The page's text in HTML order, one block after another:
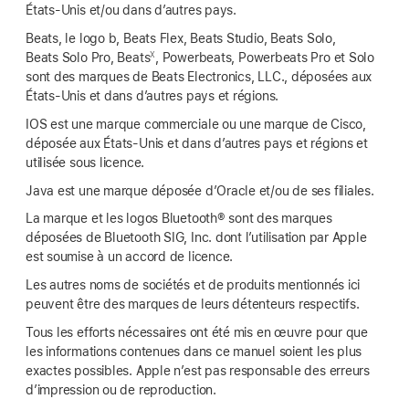
États-Unis et/ou dans d’autres pays.
Beats, le logo b, Beats Flex, Beats Studio, Beats Solo,
Beats Solo Pro, BeatsX
, Powerbeats, Powerbeats Pro et Solo
sont des marques de Beats Electronics, LLC., déposées aux
États-Unis et dans d’autres pays et régions.
IOS est une marque commerciale ou une marque de Cisco,
déposée aux États-Unis et dans d’autres pays et régions et
utilisée sous licence.
Java est une marque déposée d’Oracle et/ou de ses filiales.
La marque et les logos Bluetooth® sont des marques
déposées de Bluetooth SIG, Inc. dont l’utilisation par Apple
est soumise à un accord de licence.
Les autres noms de sociétés et de produits mentionnés ici
peuvent être des marques de leurs détenteurs respectifs.
Tous les efforts nécessaires ont été mis en œuvre pour que
les informations contenues dans ce manuel soient les plus
exactes possibles. Apple n’est pas responsable des erreurs
d’impression ou de reproduction.